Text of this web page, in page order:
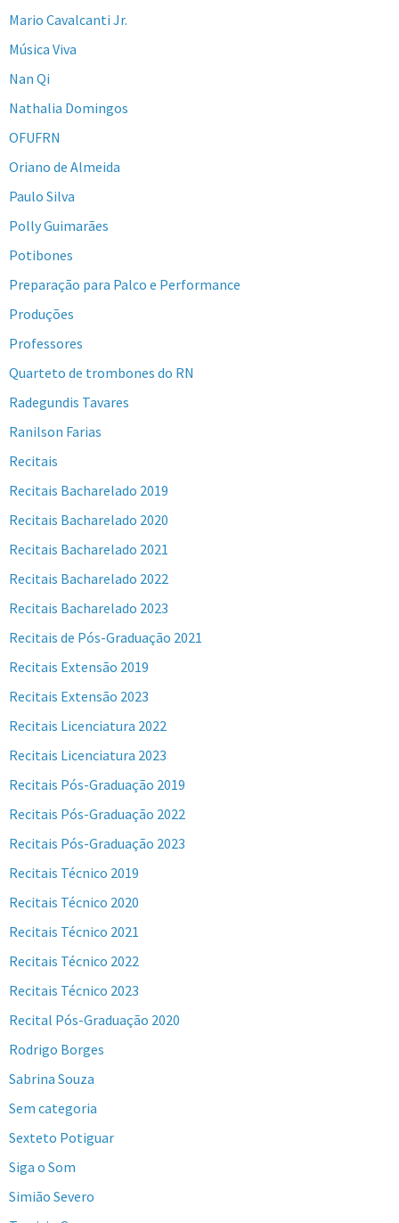
Mario Cavalcanti Jr.
Música Viva
Nan Qi
Nathalia Domingos
OFUFRN
Oriano de Almeida
Paulo Silva
Polly Guimarães
Potibones
Preparação para Palco e Performance
Produções
Professores
Quarteto de trombones do RN
Radegundis Tavares
Ranilson Farias
Recitais
Recitais Bacharelado 2019
Recitais Bacharelado 2020
Recitais Bacharelado 2021
Recitais Bacharelado 2022
Recitais Bacharelado 2023
Recitais de Pós-Graduação 2021
Recitais Extensão 2019
Recitais Extensão 2023
Recitais Licenciatura 2022
Recitais Licenciatura 2023
Recitais Pós-Graduação 2019
Recitais Pós-Graduação 2022
Recitais Pós-Graduação 2023
Recitais Técnico 2019
Recitais Técnico 2020
Recitais Técnico 2021
Recitais Técnico 2022
Recitais Técnico 2023
Recital Pós-Graduação 2020
Rodrigo Borges
Sabrina Souza
Sem categoria
Sexteto Potiguar
Siga o Som
Simião Severo